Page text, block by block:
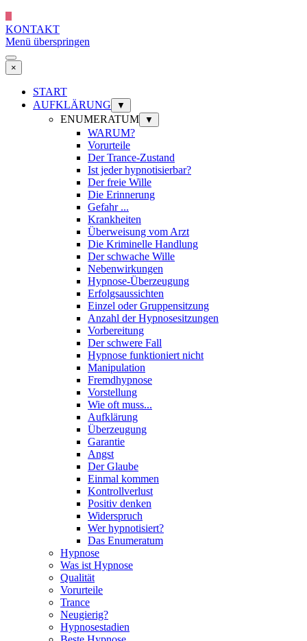
KONTAKT
Menü überspringen
×
START
AUFKLÄRUNG
▼
ENUMERATUM ▼
WARUM?
Vorurteile
Der Trance-Zustand
Ist jeder hypnotisierbar?
Der freie Wille
Die Erinnerung
Gefahr ...
Krankheiten
Überweisung vom Arzt
Die Kriminelle Handlung
Der schwache Wille
Nebenwirkungen
Hypnose-Überzeugung
Erfolgsaussichten
Einzel oder Gruppensitzung
Anzahl der Hypnosesitzungen
Vorbereitung
Der schwere Fall
Hypnose funktioniert nicht
Manipulation
Fremdhypnose
Vorstellung
Wie oft muss...
Aufklärung
Überzeugung
Garantie
Angst
Der Glaube
Einmal kommen
Kontrollverlust
Positiv denken
Widerspruch
Wer hypnotisiert?
Das Enumeratum
Hypnose
Was ist Hypnose
Qualität
Vorurteile
Trance
Neugierig?
Hypnosestadien